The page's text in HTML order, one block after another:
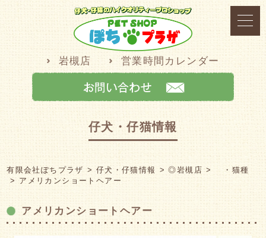
岩槻店 営業時間カレンダー
仔犬・仔猫情報
有限会社ぽちプラザ 仔犬・仔猫情報 ◎岩槻店
・猫種
アメリカンショートヘアー
アメリカンショートヘアー